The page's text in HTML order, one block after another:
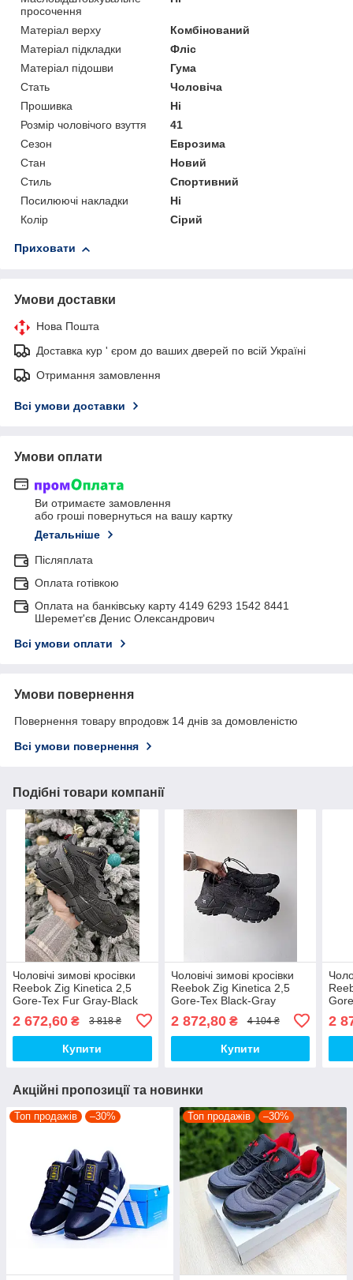
просочення
Матеріал верху
Комбінований
Матеріал підкладки
Фліс
Матеріал підошви
Гума
Стать
Чоловіча
Прошивка
Ні
Розмір чоловічого взуття
41
Сезон
Еврозима
Стан
Новий
Стиль
Спортивний
Посилюючі накладки
Ні
Колір
Сірий
Приховати
Умови доставки
Нова Пошта
Доставка кур ' єром до ваших дверей по всій Україні
Отримання замовлення
Всі умови доставки
Умови оплати
Ви отримаєте замовлення
або гроші повернуться на вашу картку
Детальніше
Післяплата
Оплата готівкою
Оплата на банківську карту 4149 6293 1542 8441
Шеремет'єв Денис Олександрович
Всі умови оплати
Умови повернення
Повернення товару впродовж 14 днів за домовленістю
Всі умови повернення
Подібні товари компанії
Чоловічі зимові кросівки
Reebok Zig Kinetica 2,5
Gore-Tex Fur Gray-Black
(сіро-чорні) повсякденні
R067 Рибок топ
2 672,60 ₴ 3 818 ₴
Купити
Чоловічі зимові кросівки
Reebok Zig Kinetica 2,5
Gore-Tex Black-Gray
(чорно-сірі) повсякденні
R062 Рибок топ
2 872,80₴ 4 104 ₴
Купити
2
Акційні пропозиції та новинки
Топ продажів –30% Топ продажів –30%